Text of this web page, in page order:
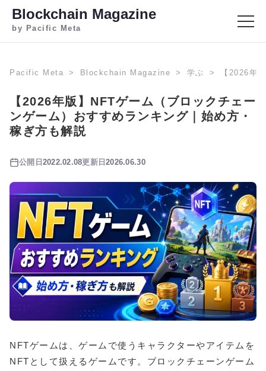
Blockchain Magazine
by Pacific Meta
Pacific Meta Blockchain Magazine 学ぶ 【2026年
【2026年版】NFTゲーム（ブロックチェー
ンゲーム）おすすめランキング｜始め方・
稼ぎ方も解説
公開日 2022.02.08更新日2026.06.30
NFTゲームは、ゲームで使うキャラクターやアイテムを
NFTとして扱えるゲームです。ブロックチェーンゲーム